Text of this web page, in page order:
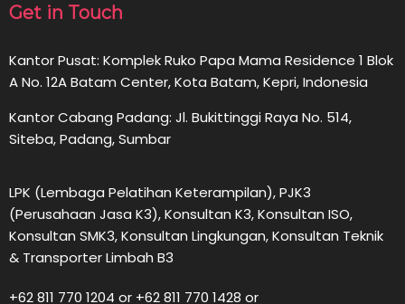
Get in Touch
Kantor Pusat: Komplek Ruko Papa Mama Residence 1 Blok
A No. 12A Batam Center, Kota Batam, Kepri, Indonesia
Kantor Cabang Padang: Jl. Bukittinggi Raya No. 514,
Siteba, Padang, Sumbar
LPK (Lembaga Pelatihan Keterampilan), PJK3
(Perusahaan Jasa K3), Konsultan K3, Konsultan ISO,
Konsultan SMK3, Konsultan Lingkungan, Konsultan Teknik
& Transporter Limbah B3
+62 811 770 1204 or +62 811 770 1428 or